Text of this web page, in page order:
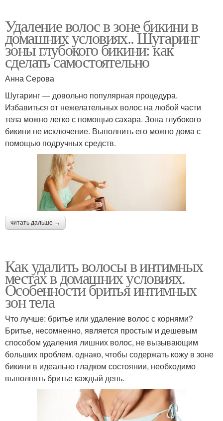
Удаление волос в зоне бикини в
домашних условиях.. Шугаринг
зоны глубокого бикини: как
сделать самостоятельно
Анна Серова
Шугаринг — довольно популярная процедура.
Избавиться от нежелательных волос на любой части
тела можно легко с помощью сахара. Зона глубокого
бикини не исключение. Выполнить его можно дома с
помощью подручных средств.
читать дальше →
Как удалить волосы в интимных
местах в домашних условиях.
Особенности бритья интимных
зон тела
Что лучше: бритье или удаление волос с корнями?
Бритье, несомненно, является простым и дешевым
способом удаления лишних волос, не вызывающим
больших проблем. однако, чтобы содержать кожу в зоне
бикини в идеально гладком состоянии, необходимо
выполнять бритье каждый день.